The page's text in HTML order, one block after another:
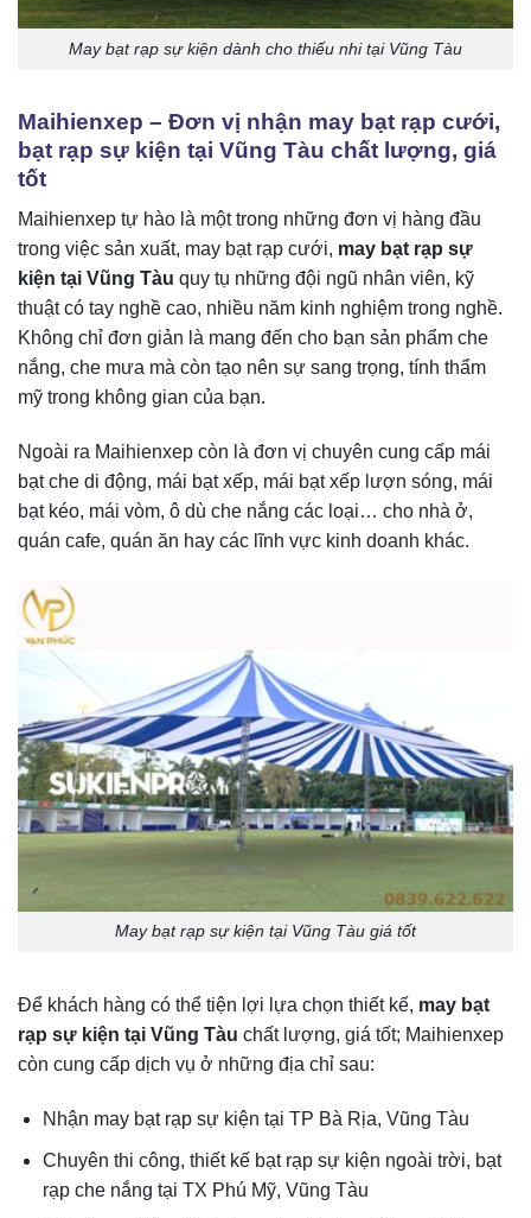
May bạt rạp sự kiện dành cho thiếu nhi tại Vũng Tàu
Maihienxep – Đơn vị nhận may bạt rạp cưới,
bạt rạp sự kiện tại Vũng Tàu chất lượng, giá
tốt
Maihienxep tự hào là một trong những đơn vị hàng đầu
trong việc sản xuất, may bạt rạp cưới, may bạt rạp sự
kiện tại Vũng Tàu quy tụ những đội ngũ nhân viên, kỹ
thuật có tay nghề cao, nhiều năm kinh nghiệm trong nghề.
Không chỉ đơn giản là mang đến cho bạn sản phẩm che
nắng, che mưa mà còn tạo nên sự sang trọng, tính thẩm
mỹ trong không gian của bạn.
Ngoài ra Maihienxep còn là đơn vị chuyên cung cấp mái
bạt che di động, mái bạt xếp, mái bạt xếp lượn sóng, mái
bạt kéo, mái vòm, ô dù che nắng các loại… cho nhà ở,
quán cafe, quán ăn hay các lĩnh vực kinh doanh khác.
May bạt rạp sự kiện tại Vũng Tàu giá tốt
Để khách hàng có thể tiện lợi lựa chọn thiết kế, may bạt
rạp sự kiện tại Vũng Tàu chất lượng, giá tốt; Maihienxep
còn cung cấp dịch vụ ở những địa chỉ sau:
Nhận may bạt rạp sự kiện tại TP Bà Rịa, Vũng Tàu
Chuyên thi công, thiết kế bạt rạp sự kiện ngoài trời, bạt
rạp che nắng tại TX Phú Mỹ, Vũng Tàu